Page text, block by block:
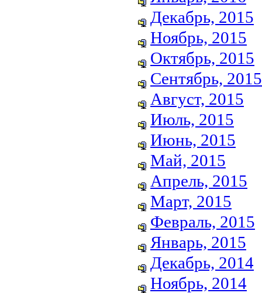
Декабрь, 2015
Ноябрь, 2015
Октябрь, 2015
Сентябрь, 2015
Август, 2015
Июль, 2015
Июнь, 2015
Май, 2015
Апрель, 2015
Март, 2015
Февраль, 2015
Январь, 2015
Декабрь, 2014
Ноябрь, 2014